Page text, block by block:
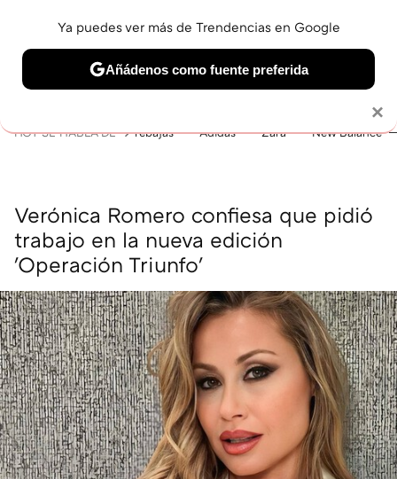
BELLEZA SHOPPING VIAJES GASTRO SNEAKERS
HOY SE HABLA DE rebajas Adidas Zara New Balance
Verónica Romero confiesa que pidió
trabajo en la nueva edición
'Operación Triunfo'
×
Ya puedes ver más de Trendencias en Google
Añádenos como fuente preferida